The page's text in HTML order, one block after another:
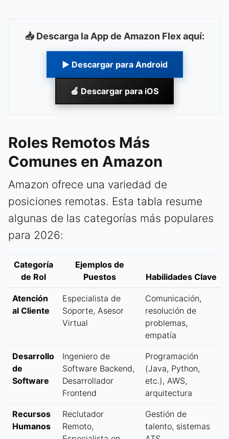
📥 Descarga la App de Amazon Flex aquí:
▶ Descargar para Android
🍎 Descargar para iOS
Roles Remotos Más
Comunes en Amazon
Amazon ofrece una variedad de
posiciones remotas. Esta tabla resume
algunas de las categorías más populares
para 2026:
Categoría
de Rol
Ejemplos de
Puestos
Habilidades Clave
Atención
al Cliente
Especialista de
Soporte, Asesor
Virtual
Comunicación,
resolución de
problemas,
empatía
Desarrollo
de
Software
Ingeniero de
Software Backend,
Desarrollador
Frontend
Programación
(Java, Python,
etc.), AWS,
arquitectura
Recursos
Humanos
Reclutador
Remoto,
Gestión de
talento, sistemas